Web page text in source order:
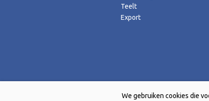
Teelt
Export
We gebruiken cookies die